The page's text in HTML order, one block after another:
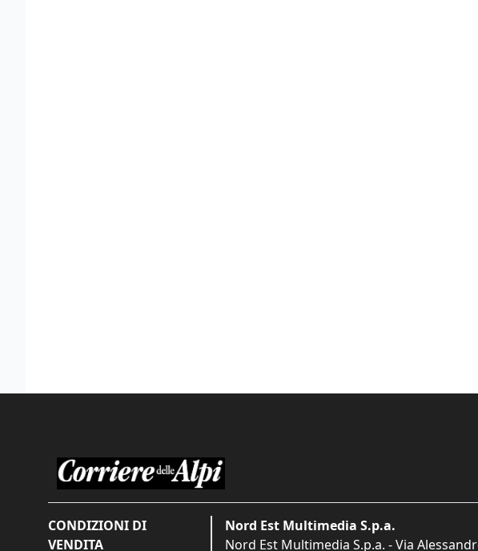
CONDIZIONI DI
VENDITA
Nord Est Multimedia S.p.a.
Nord Est Multimedia S.p.a. - Via